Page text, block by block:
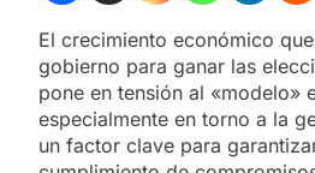
El crecimiento económico
gobierno para ganar las
pone en tensión al «modelo»
especialmente en torno a la
un factor clave para